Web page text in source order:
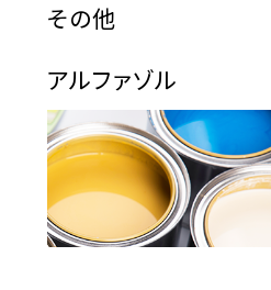
その他
アルファゾル